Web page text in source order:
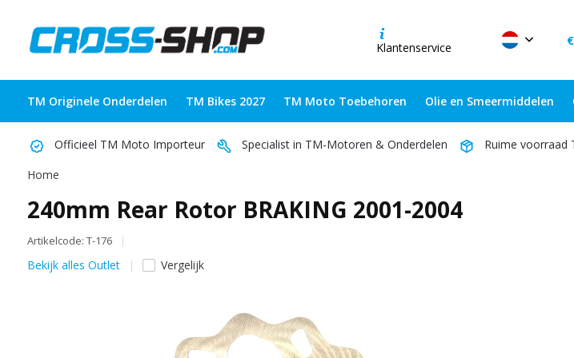
Klantenservice
TM Originele Onderdelen TM Bikes 2027 TM Moto Toebehoren Olie en Smeermiddelen
Officieel TM Moto Importeur Specialist in TM-Motoren & Onderdelen Ruime voorraad
Home
240mm Rear Rotor BRAKING 2001-2004
Artikelcode: T-176
Bekijk alles Outlet Vergelijk